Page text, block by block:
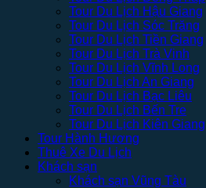
Tour Du Lịch Hậu Giang
Tour Du Lịch Sóc Trăng
Tour Du Lịch Tiền Giang
Tour Du Lịch Trà Vinh
Tour Du Lịch Vĩnh Long
Tour Du Lịch An Giang
Tour Du Lịch Bạc Liêu
Tour Du Lịch Bến Tre
Tour Du Lịch Kiên Giang
Tour Hành Hương
Thuê Xe Du Lịch
Khách sạn
Khách sạn Vũng Tàu